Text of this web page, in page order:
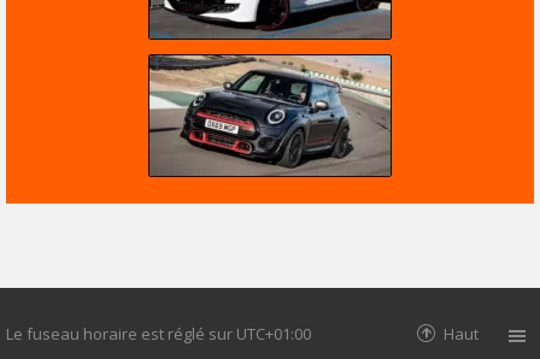
Le fuseau horaire est réglé sur UTC+01:00 Haut